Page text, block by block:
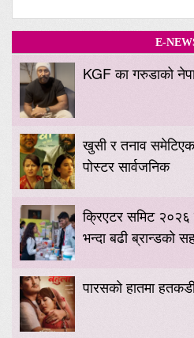
E-
KGF का गरुडाको
खुसी र तनाव समेटिएका
पोस्टर सार्वजनिक
क्रिएटर समिट
भन्दा बढी ब्रान्डको
पारसको हातमा